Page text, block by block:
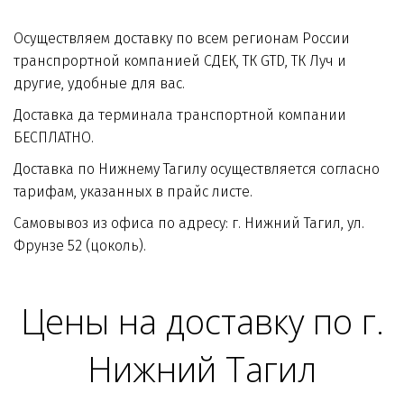
Осуществляем доставку по всем регионам России
транспрортной компанией СДЕК, ТК GTD, ТК Луч и
другие, удобные для вас.
Доставка да терминала транспортной компании
БЕСПЛАТНО.
Доставка по Нижнему Тагилу осуществляется согласно
тарифам, указанных в прайс листе.
Самовывоз из офиса по адресу: г. Нижний Тагил, ул.
Фрунзе 52 (цоколь).
Цены на доставку по г.
Нижний Тагил